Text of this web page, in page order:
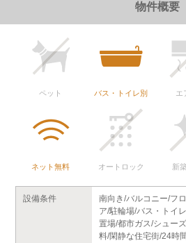
物件概要
ペット バス・トイレ別 エ
ネット無料 オートロック 新
設備条件
南向き/バルコニー/フ
ア/駐輪場/バス・トイ
置場/都市ガス/シュー
料/閑静な住宅街/24時